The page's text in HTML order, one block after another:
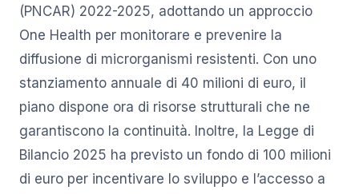
(PNCAR) 2022-2025, adottando un approccio
One Health per monitorare e prevenire la
diffusione di microrganismi resistenti. Con uno
stanziamento annuale di 40 milioni di euro, il
piano dispone ora di risorse strutturali che ne
garantiscono la continuità. Inoltre, la Legge di
Bilancio 2025 ha previsto un fondo di 100 milioni
di euro per incentivare lo sviluppo e l’accesso a